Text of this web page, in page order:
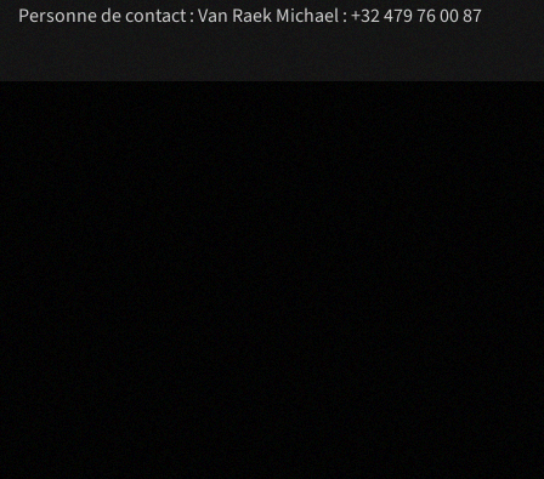
Personne de contact : Van Raek Michael : +32 479 76 00 87